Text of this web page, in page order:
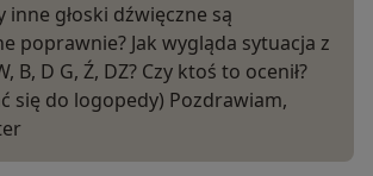
inne głoski dźwięczne są
poprawnie? Jak wygląda sytuacja z
B, D G, Ź, DZ? Czy ktoś to ocenił?
się do logopedy) Pozdrawiam,